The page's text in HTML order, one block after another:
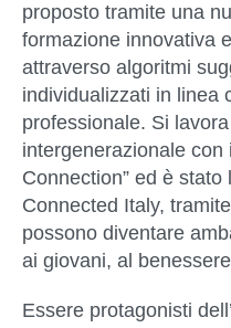
proposto tramite una
formazione innovativa
attraverso algoritmi
individualizzati in linea
professionale. Si
intergenerazionale con
Connection” ed è
Connected Italy,
possono diventare
ai giovani, al
Essere protagonisti